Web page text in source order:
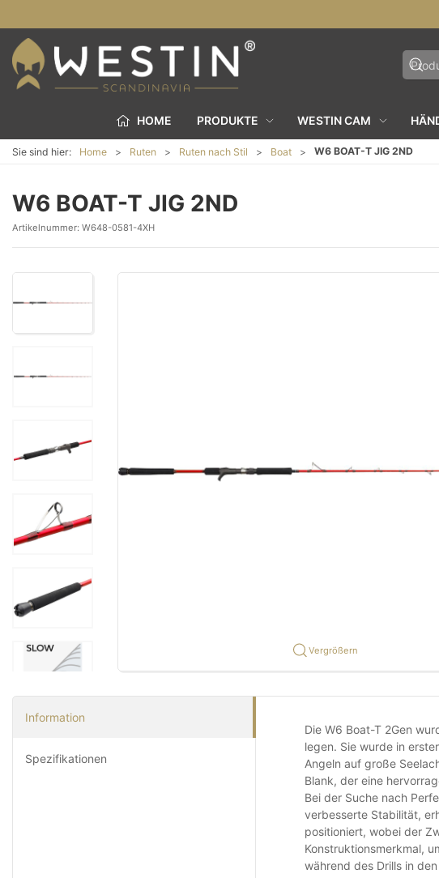
HOME PRODUKTE WESTIN CAM
Sie sind hier: Home Ruten Ruten nach Stil Boat W6 BOAT-T JIG 2ND
W6 BOAT-T JIG 2ND
Artikelnummer: W648-0581-4XH
Vergrößern
Information
Spezifikationen
Die W6 Boat-T 2Gen
legen. Sie wurde in
Angeln auf große
Blank, der eine
Bei der Suche nach
verbesserte Stabilität,
positioniert, wobei der
Konstruktionsmerkmal,
während des Drills in